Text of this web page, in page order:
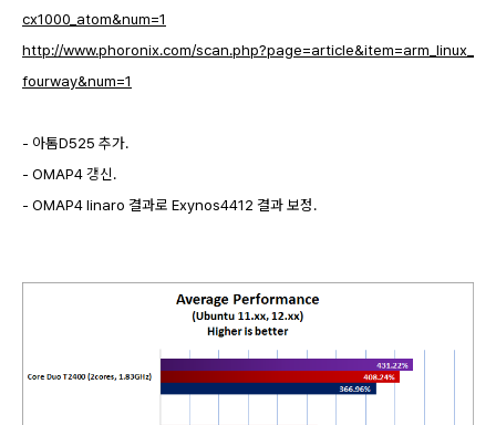
cx1000_atom&num=1
http://www.phoronix.com/scan.php?page=article&item=arm_linux_
fourway&num=1
- 아톰D525 추가.
- OMAP4 갱신.
- OMAP4 linaro 결과로 Exynos4412 결과 보정.